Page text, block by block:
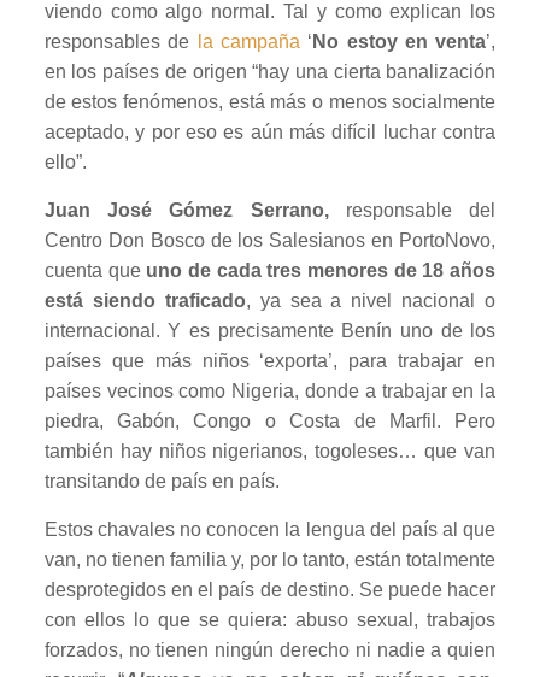
viendo como algo normal. Tal y como explican los
responsables de
la campaña‘ No estoy en venta’,
en los países de origen “hay una cierta banalización
de estos fenómenos, está más o menos socialmente
aceptado, y por eso es aún más difícil luchar contra
ello”.
Juan José Gómez Serrano,responsable del
Centro Don Bosco de los Salesianos en PortoNovo,
cuenta que uno de cada tres menores de 18 años
está siendo traficado, ya sea a nivel nacional o
internacional. Y es precisamente Benín uno de los
países que más niños ‘exporta’, para trabajar en
países vecinos como Nigeria, donde a trabajar en la
piedra, Gabón, Congo o Costa de Marfil. Pero
también hay niños nigerianos, togoleses… que van
transitando de país en país.
Estos chavales no conocen la lengua del país al que
van, no tienen familia y, por lo tanto, están totalmente
desprotegidos en el país de destino. Se puede hacer
con ellos lo que se quiera: abuso sexual, trabajos
forzados, no tienen ningún derecho ni nadie a quien